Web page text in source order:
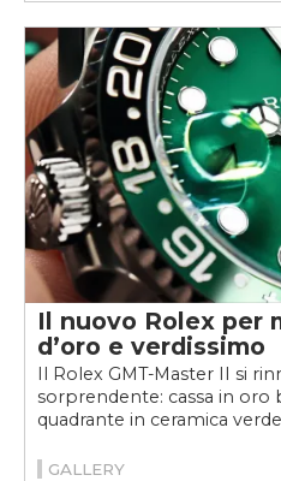
#VELOCEOROLOGI
Il nuovo Rolex per
d’oro e verdissimo
Il Rolex GMT-Master II si
sorprendente: cassa in oro
quadrante in ceramica
GALLERY